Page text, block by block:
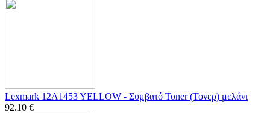
Lexmark 12A1453 YELLOW - Συμβατό Toner (Τονερ) μελάνι
92.10 €